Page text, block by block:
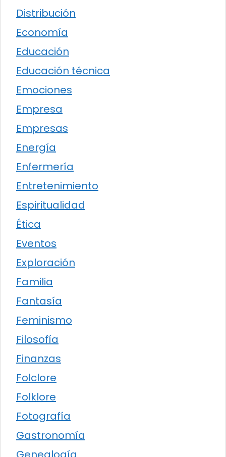
Distribución
Economía
Educación
Educación técnica
Emociones
Empresa
Empresas
Energía
Enfermería
Entretenimiento
Espiritualidad
Ética
Eventos
Exploración
Familia
Fantasía
Feminismo
Filosofía
Finanzas
Folclore
Folklore
Fotografía
Gastronomía